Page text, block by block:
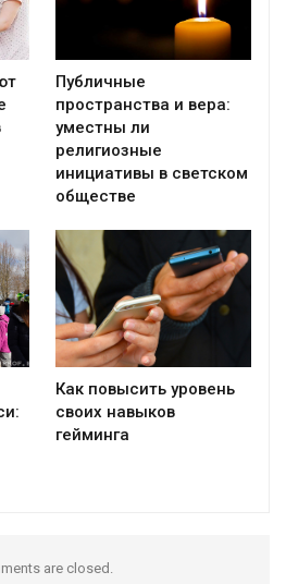
Публичные
пространства и вера:
уместны ли
религиозные
инициативы в светском
обществе
Как повысить уровень
своих навыков
гейминга
are closed.